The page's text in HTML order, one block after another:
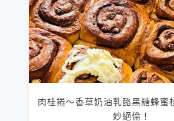
肉桂捲～香草奶油乳酪黑糖蜂蜜
妙絕倫！